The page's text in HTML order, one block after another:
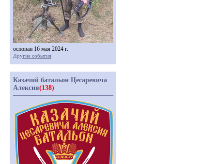
основан 16 мая 2024 г.
Другие события
Казачий батальон Цесаревича
Алексия(138)